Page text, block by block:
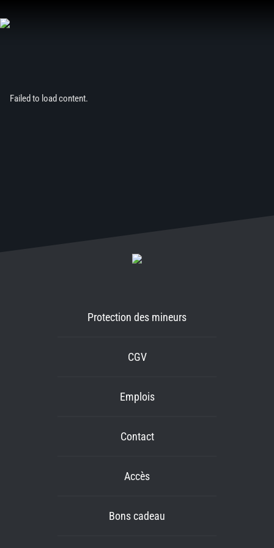
au
Failed to load content.
Protection des mineurs
CGV
Emplois
Contact
Accès
Bons cadeau